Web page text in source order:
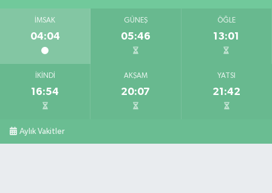
İMSAK
04:04
GÜNEŞ
05:46
ÖĞLE
13:01
İKINDI
16:54
AKŞAM
20:07
YATSI
21:42
Aylık Vakitler